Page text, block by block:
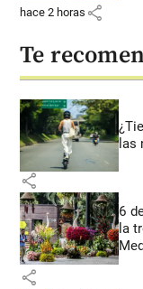
hace 2 horas share
Te
las
share
6
la
share